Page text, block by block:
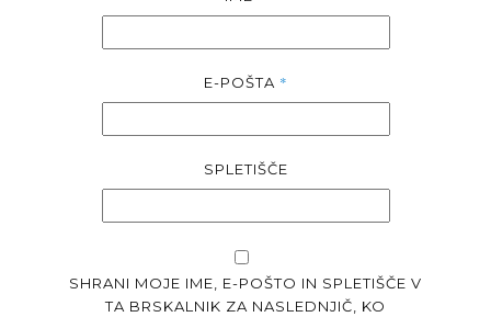
E-POŠTA *
SPLETIŠČE
SHRANI MOJE IME, E-POŠTO IN SPLETIŠČE V
TA BRSKALNIK ZA NASLEDNJIČ, KO